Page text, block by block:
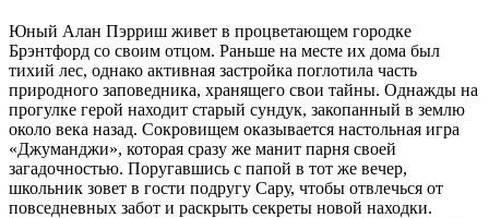
Юный Алан Пэрриш живет в процветающем городке
Брэнтфорд со своим отцом. Раньше на месте их дома был
тихий лес, однако активная застройка поглотила часть
природного заповедника, хранящего свои тайны. Однажды на
прогулке герой находит старый сундук, закопанный в землю
около века назад. Сокровищем оказывается настольная игра
«Джуманджи», которая сразу же манит парня своей
загадочностью. Поругавшись с папой в тот же вечер,
школьник зовет в гости подругу Сару, чтобы отвлечься от
повседневных забот и раскрыть секреты новой находки.